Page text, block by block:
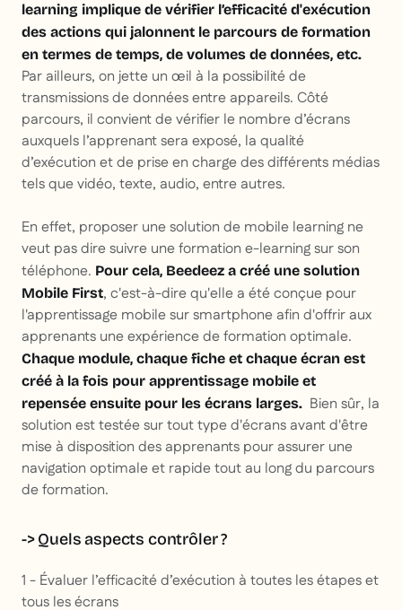
learning implique de vérifier l’efficacité d'exécution
des actions qui jalonnent le parcours de formation
en termes de temps, de volumes de données, etc.
Par ailleurs, on jette un œil à la possibilité de
transmissions de données entre appareils. Côté
parcours, il convient de vérifier le nombre d’écrans
auxquels l’apprenant sera exposé, la qualité
d’exécution et de prise en charge des différents médias
tels que vidéo, texte, audio, entre autres.
En effet, proposer une solution de mobile learning ne
veut pas dire suivre une formation e-learning sur son
téléphone. Pour cela, Beedeez a créé une solution
Mobile First, c'est-à-dire qu'elle a été conçue pour
l'apprentissage mobile sur smartphone afin d'offrir aux
apprenants une expérience de formation optimale.
Chaque module, chaque fiche et chaque écran est
créé à la fois pour apprentissage mobile et
repensée ensuite pour les écrans larges. Bien sûr, la
solution est testée sur tout type d'écrans avant d'être
mise à disposition des apprenants pour assurer une
navigation optimale et rapide tout au long du parcours
de formation.
-> Quels aspects contrôler ?
1 - Évaluer l’efficacité d’exécution à toutes les étapes et
tous les écrans